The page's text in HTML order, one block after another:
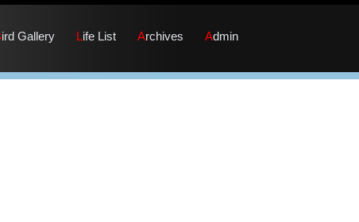
Bird Gallery Life List Archives Admin